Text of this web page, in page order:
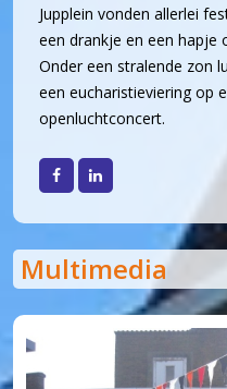
De concertcommissie
Musical Sing-Along en
Stabiliteit (2022-2024)
Jupplein vonden allerlei
een drankje en een hapje
Onder een stralende zon
een eucharistieviering op
openluchtconcert.
Facebook
Multimedia